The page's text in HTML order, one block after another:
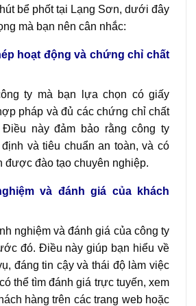
bể phốt tại Lạng Sơn, dưới đây
mà bạn nên cân nhắc:
hoạt động và chứng chỉ chất
ty mà bạn lựa chọn có giấy
pháp và đủ các chứng chỉ chất
Điều này đảm bảo rằng công ty
và tiêu chuẩn an toàn, và có
được đào tạo chuyên nghiệp.
và đánh giá của khách
nghiệm và đánh giá của công ty
đó. Điều này giúp bạn hiểu về
đáng tin cậy và thái độ làm việc
thể tìm đánh giá trực tuyến, xem
hàng trên các trang web hoặc